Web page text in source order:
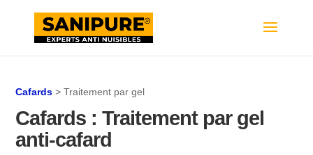
Cafards > Traitement par gel
Cafards : Traitement par gel
anti-cafard